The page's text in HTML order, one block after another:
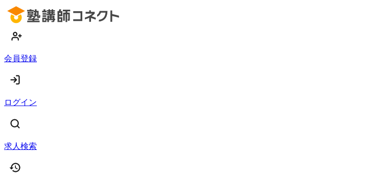
会員登録
ログイン
求人検索